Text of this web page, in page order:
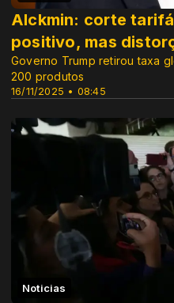
16/11/2025 • 08:45
Alckmin: corte
positivo, mas
Governo Trump retirou taxa
200 produtos
Noticias